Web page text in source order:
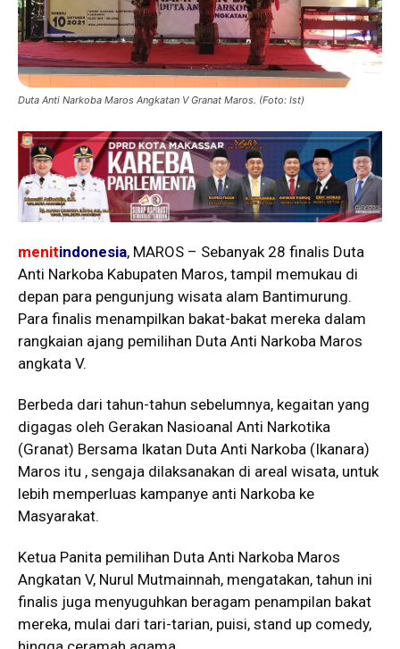
Duta Anti Narkoba Maros Angkatan V Granat Maros. (Foto: Ist)
menitindonesia, MAROS – Sebanyak 28 finalis Duta
Anti Narkoba Kabupaten Maros, tampil memukau di
depan para pengunjung wisata alam Bantimurung.
Para finalis menampilkan bakat-bakat mereka dalam
rangkaian ajang pemilihan Duta Anti Narkoba Maros
angkata V.
Berbeda dari tahun-tahun sebelumnya, kegaitan yang
digagas oleh Gerakan Nasioanal Anti Narkotika
(Granat) Bersama Ikatan Duta Anti Narkoba (Ikanara)
Maros itu , sengaja dilaksanakan di areal wisata, untuk
lebih memperluas kampanye anti Narkoba ke
Masyarakat.
Ketua Panita pemilihan Duta Anti Narkoba Maros
Angkatan V, Nurul Mutmainnah, mengatakan, tahun ini
finalis juga menyuguhkan beragam penampilan bakat
mereka, mulai dari tari-tarian, puisi, stand up comedy,